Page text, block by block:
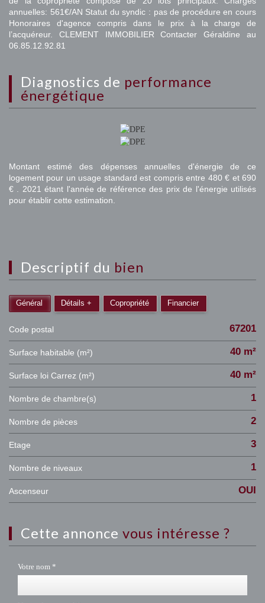
annuelles: 561€/AN Statut du syndic : pas de procédure en cours
Honoraires d'agence compris dans le prix à la charge de
l’acquéreur. CLEMENT IMMOBILIER Contacter Géraldine au
06.85.12.92.81
diagnostics de performance
énergétique
Montant estimé des dépenses annuelles d'énergie de ce
logement pour un usage standard est compris entre 480 € et 690
€ . 2021 étant l'année de référence des prix de l'énergie utilisés
pour établir cette estimation.
descriptif du bien
Général Détails + Copropriété Financier
Code postal 67201
Surface habitable (m²) 40 m²
Surface loi Carrez (m²) 40 m²
Nombre de chambre(s) 1
Nombre de pièces 2
Etage 3
Nombre de niveaux 1
Ascenseur OUI
cette annonce vous intéresse ?
Votre nom *